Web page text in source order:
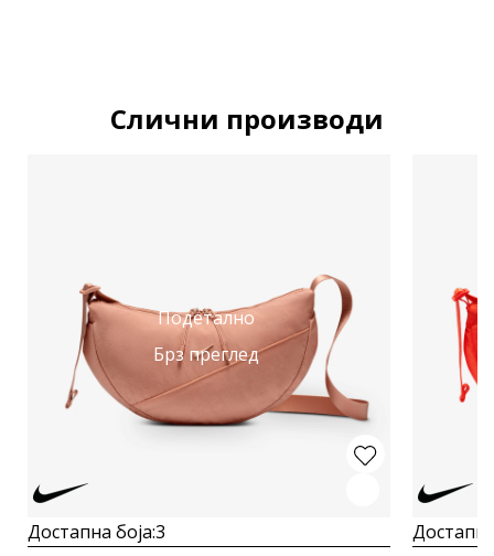
Слични производи
Подетално
Брз преглед
Достапна боја:3